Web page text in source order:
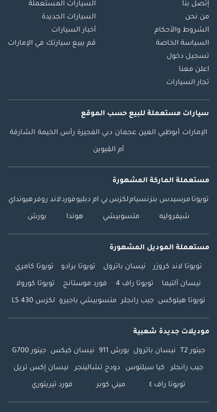
إتصل بنا
من نحن
الشروط والأحكام
السياسة الخاصة
تسجيل دخول
اعلن معنا
تجار السيارات
السيارات المستعملة
السيارات الجديدة
أخبار السيارات
قم ببيع سيارتك في الإمارات
سيارات مستعملة للبيع حسب الموقع
الإمارات أبوظبي العين عجمان دبي الفجيرة رأس الخيمة الشارقة
أم القيوين
مستعملة الماركة المشهورة
تويوتا مرسيدس بنزنسياملكزس بي ام دبليوفوردلاند روفرهيونداي
شيفروليه متسوبيشي هوندا بورش
مستعملة الموديل المشهورة
تويوتا لاند كروزر نيسان باترول تويوتا برادو تويوتا كامري
نيسان ألتيما تويوتا راف 4 فورد موستانج تويوتا كورولا
تويوتا هيلوكس جيب رانجلر متسوبيشي باجيرو لكزس LS 430
موديلات جديدة شعبية
جيتور T2 نيسان باترول بورش 911 نيسان كيكس جيتور G700
جيب رانجلر كيا سيلتوس دودج تشالينجر نيسان إكس تريل
تويوتا راف ٤ ميني كوبر فورد تيريتوري